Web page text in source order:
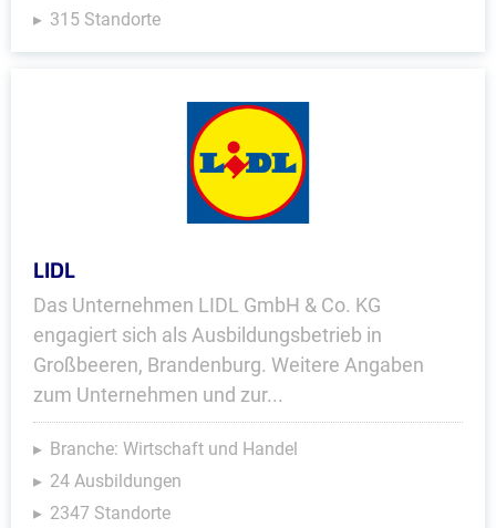
315 Standorte
LIDL
Das Unternehmen LIDL GmbH & Co. KG
engagiert sich als Ausbildungsbetrieb in
Großbeeren, Brandenburg. Weitere Angaben
zum Unternehmen und zur...
Branche: Wirtschaft und Handel
24 Ausbildungen
2347 Standorte